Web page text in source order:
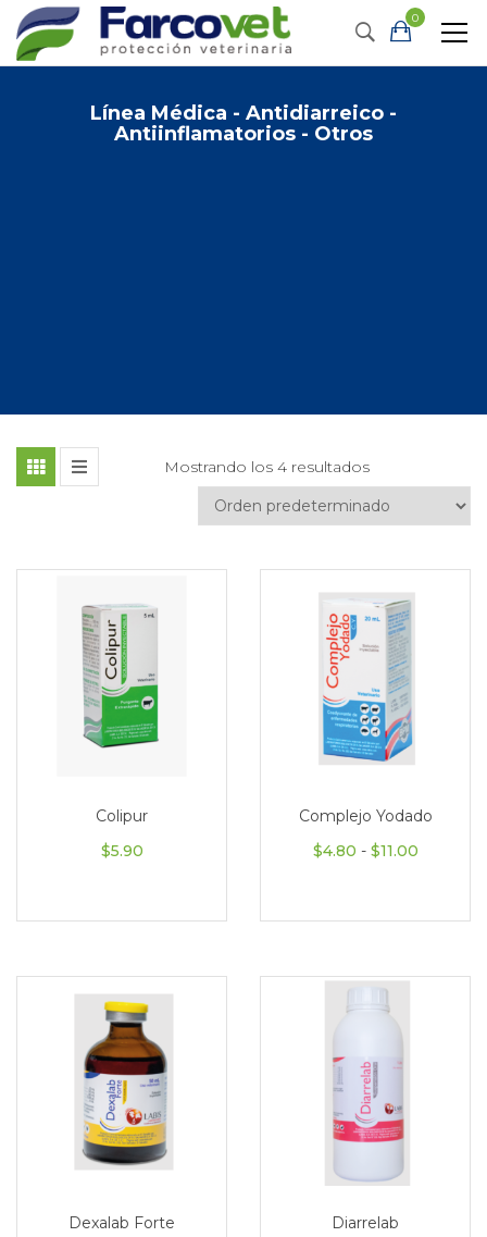
0
Línea Médica - Antidiarreico -
Antiinflamatorios - Otros
Mostrando los 4 resultados
Colipur
$5.90
Complejo Yodado
$4.80 - $11.00Rango
Dexalab Forte
Diarrelab